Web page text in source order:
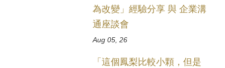
為改變」經驗分享 與 企業溝
通座談會
Aug 05, 26
「這個鳳梨比較小顆，但是